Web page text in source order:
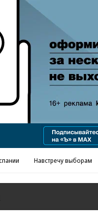
Навстречу выборам